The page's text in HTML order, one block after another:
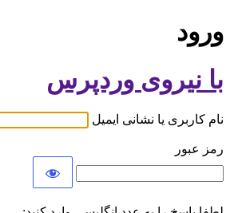
ورود
با نیروی وردپرس
نام کاربری یا نشانی ایمیل
رمز عبور